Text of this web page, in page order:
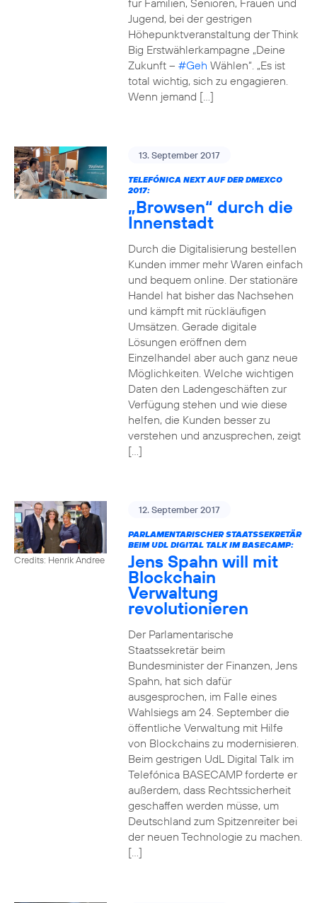
für Familien, Senioren, Frauen und
Jugend, bei der gestrigen
Höhepunktveranstaltung der Think
Big Erstwählerkampagne „Deine
Zukunft – #Geh Wählen“. „Es ist
total wichtig, sich zu engagieren.
Wenn jemand […]
13. September 2017
TELEFÓNICA NEXT AUF DER DMEXCO
2017:
„Browsen“ durch die
Innenstadt
Durch die Digitalisierung bestellen
Kunden immer mehr Waren einfach
und bequem online. Der stationäre
Handel hat bisher das Nachsehen
und kämpft mit rückläufigen
Umsätzen. Gerade digitale
Lösungen eröffnen dem
Einzelhandel aber auch ganz neue
Möglichkeiten. Welche wichtigen
Daten den Ladengeschäften zur
Verfügung stehen und wie diese
helfen, die Kunden besser zu
verstehen und anzusprechen, zeigt
[…]
Credits: Henrik Andree
12. September 2017
PARLAMENTARISCHER STAATSSEKRETÄR
BEIM UDL DIGITAL TALK IM BASECAMP:
Jens Spahn will mit
Blockchain
Verwaltung
revolutionieren
Der Parlamentarische
Staatssekretär beim
Bundesminister der Finanzen, Jens
Spahn, hat sich dafür
ausgesprochen, im Falle eines
Wahlsiegs am 24. September die
öffentliche Verwaltung mit Hilfe
von Blockchains zu modernisieren.
Beim gestrigen UdL Digital Talk im
Telefónica BASECAMP forderte er
außerdem, dass Rechtssicherheit
geschaffen werden müsse, um
Deutschland zum Spitzenreiter bei
der neuen Technologie zu machen.
[…]